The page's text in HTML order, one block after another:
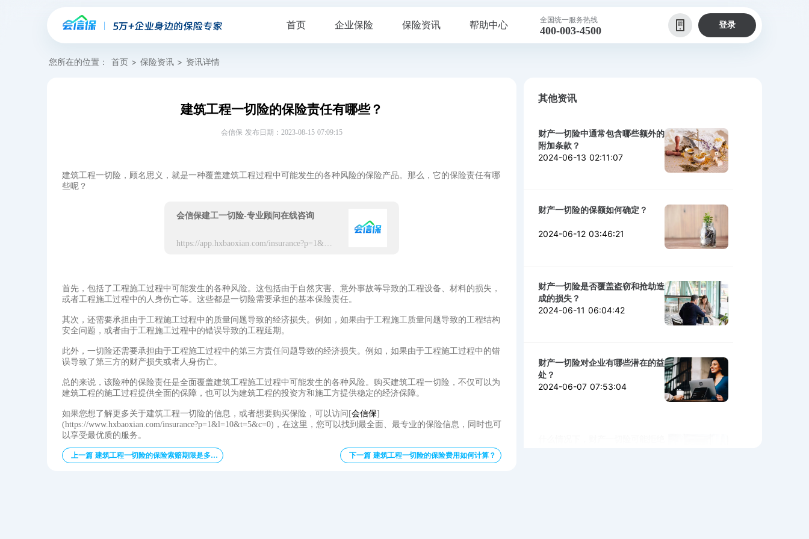
首页 企业保险 保险资讯 帮助中心 全国统一服务热线
400-003-4500 登录
您所在的位置： 首页 > 保险资讯 > 资讯详情
建筑工程一切险的保险责任有哪些？
会信保 发布日期：2023-08-15 07:09:15
建筑工程一切险，顾名思义，就是一种覆盖建筑工程过程中可能发生的各种风险的保险产品。那么，它的保险责任有哪
些呢？
会信保建工一切险-专业顾问在线咨询
https://app.hxbaoxian.com/insurance?p=1&l=20&t=5&c=0&sourceType=web
首先，包括了工程施工过程中可能发生的各种风险。这包括由于自然灾害、意外事故等导致的工程设备、材料的损失，
或者工程施工过程中的人身伤亡等。这些都是一切险需要承担的基本保险责任。
其次，还需要承担由于工程施工过程中的质量问题导致的经济损失。例如，如果由于工程施工质量问题导致的工程结构
安全问题，或者由于工程施工过程中的错误导致的工程延期。
此外，一切险还需要承担由于工程施工过程中的第三方责任问题导致的经济损失。例如，如果由于工程施工过程中的错
误导致了第三方的财产损失或者人身伤亡。
总的来说，该险种的保险责任是全面覆盖建筑工程施工过程中可能发生的各种风险。购买建筑工程一切险，不仅可以为
建筑工程的施工过程提供全面的保障，也可以为建筑工程的投资方和施工方提供稳定的经济保障。
如果您想了解更多关于建筑工程一切险的信息，或者想要购买保险，可以访问[会信保]
(https://www.hxbaoxian.com/insurance?p=1&l=10&t=5&c=0)，在这里，您可以找到最全面、最专业的保险信息，同时也可
以享受最优质的服务。
上一篇 建筑工程一切险的保险索赔期限是多久？ 下一篇 建筑工程一切险的保险费用如何计算？
其他资讯
财产一切险中通常包含哪些额外的
附加条款？
2024-06-13 02:11:07
财产一切险的保额如何确定？
2024-06-12 03:46:21
财产一切险是否覆盖盗窃和抢劫造
成的损失？
2024-06-11 06:04:42
财产一切险对企业有哪些潜在的益
处？
2024-06-07 07:53:04